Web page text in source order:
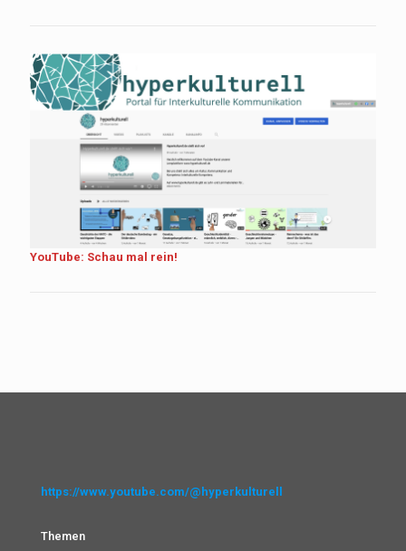
YouTube: Schau mal rein!
https://www.youtube.com/@hyperkulturell
Themen